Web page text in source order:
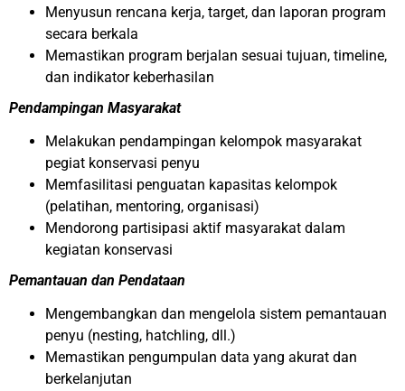
Menyusun rencana kerja, target, dan laporan program
secara berkala
Memastikan program berjalan sesuai tujuan, timeline,
dan indikator keberhasilan
Pendampingan Masyarakat
Melakukan pendampingan kelompok masyarakat
pegiat konservasi penyu
Memfasilitasi penguatan kapasitas kelompok
(pelatihan, mentoring, organisasi)
Mendorong partisipasi aktif masyarakat dalam
kegiatan konservasi
Pemantauan dan Pendataan
Mengembangkan dan mengelola sistem pemantauan
penyu (nesting, hatchling, dll.)
Memastikan pengumpulan data yang akurat dan
berkelanjutan